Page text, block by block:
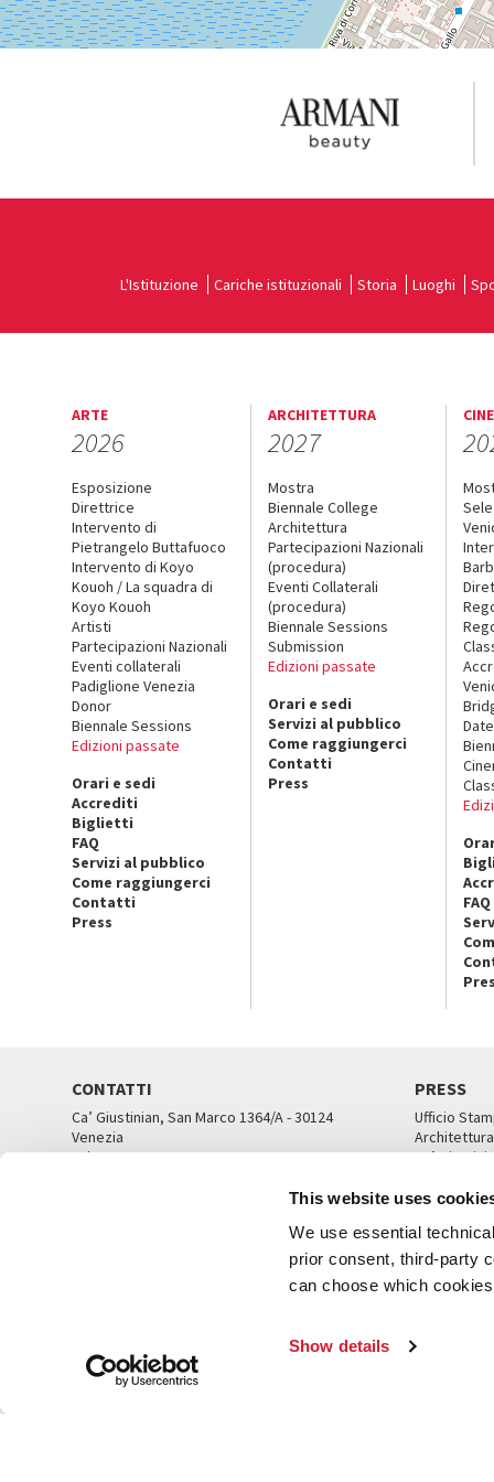
This website uses
We use essential
prior consent, third-party
can choose which
Show details
L'Istituzione Cariche istituzionali Storia Luoghi
ARTE
2026
Esposizione
Direttrice
Intervento di
Pietrangelo Buttafuoco
Intervento di Koyo
Kouoh / La squadra di
Koyo Kouoh
Artisti
Partecipazioni Nazionali
Eventi collaterali
Padiglione Venezia
Donor
Biennale Sessions
Edizioni passate
Orari e sedi
Accrediti
Biglietti
FAQ
Servizi al pubblico
Come raggiungerci
Contatti
Press
ARCHITETTURA
2027
Mostra
Biennale College
Architettura
Partecipazioni Nazionali
(procedura)
Eventi Collaterali
(procedura)
Biennale Sessions
Submission
Edizioni passate
Orari e sedi
Servizi al pubblico
Come raggiungerci
Contatti
Press
FAQ
CONTATTI
Ca’ Giustinian, San Marco 1364/A - 30124
Venezia
Tel. 041 5218711
PRESS
Ufficio
Architettura
Ca’
UFFICI